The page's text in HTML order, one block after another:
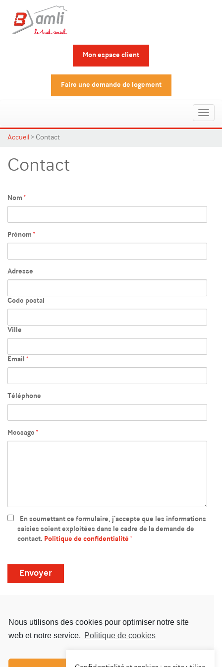
Nous utilisons des cookies pour optimiser notre site
web et notre service. Politique de cookies
Mon espace client
Faire une demande de logement
Accueil > Contact
Contact
Nom *
Prénom *
Adresse
Code postal
Ville
Email *
Téléphone
Message *
En soumettant ce formulaire, j’accepte que les informations
saisies soient exploitées dans le cadre de la demande de
contact. Politique de confidentialité *